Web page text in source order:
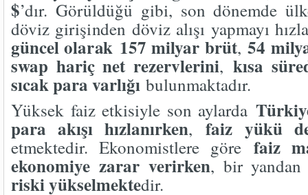
$’dır. Görüldüğü gibi, son dönemde
döviz girişinden döviz alışı yapmayı
güncel olarak 157 milyar brüt,54
swap hariç net rezervlerini, kısa
sıcak para varlığı bulunmaktadır.
Yüksek faiz etkisiyle son aylarda
para akışı hızlanırken,faiz yükü
etmektedir. Ekonomistlere göre faiz
ekonomiye zarar verirken, bir
riski yükselmektedir.